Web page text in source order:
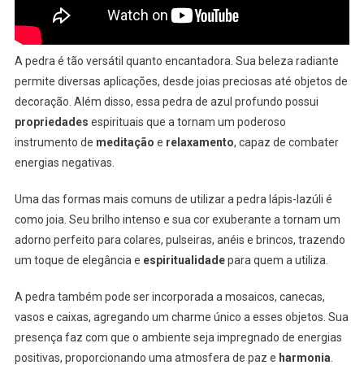
A pedra é tão versátil quanto encantadora. Sua beleza radiante
permite diversas aplicações, desde joias preciosas até objetos de
decoração. Além disso, essa pedra de azul profundo possui
propriedades espirituais que a tornam um poderoso
instrumento de meditação e relaxamento, capaz de combater
energias negativas.
Uma das formas mais comuns de utilizar a pedra lápis-lazúli é
como joia. Seu brilho intenso e sua cor exuberante a tornam um
adorno perfeito para colares, pulseiras, anéis e brincos, trazendo
um toque de elegância e espiritualidadepara quem a utiliza.
A pedra também pode ser incorporada a mosaicos, canecas,
vasos e caixas, agregando um charme único a esses objetos. Sua
presença faz com que o ambiente seja impregnado de energias
positivas, proporcionando uma atmosfera de paz e harmonia